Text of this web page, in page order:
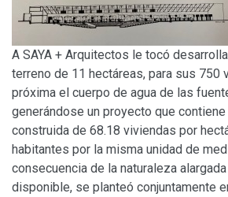
A SAYA + Arquitectos le tocó
terreno de 11 hectáreas, para sus 750
próxima el cuerpo de agua de las
generándose un proyecto que
construida de 68.18 viviendas por
habitantes por la misma unidad de
consecuencia de la naturaleza
disponible, se planteó conjuntamente